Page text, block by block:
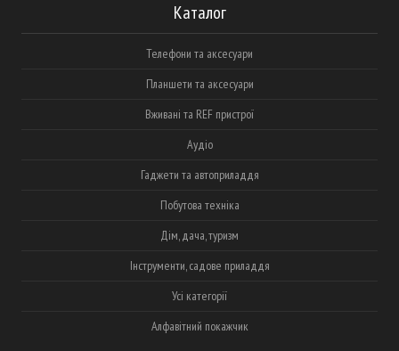
Каталог
Телефони та аксесуари
Планшети та аксесуари
Вживані та REF пристрої
Аудіо
Гаджети та автоприладдя
Побутова техніка
Дім, дача, туризм
Інструменти, садове приладдя
Усі категорії
Алфавітний покажчик